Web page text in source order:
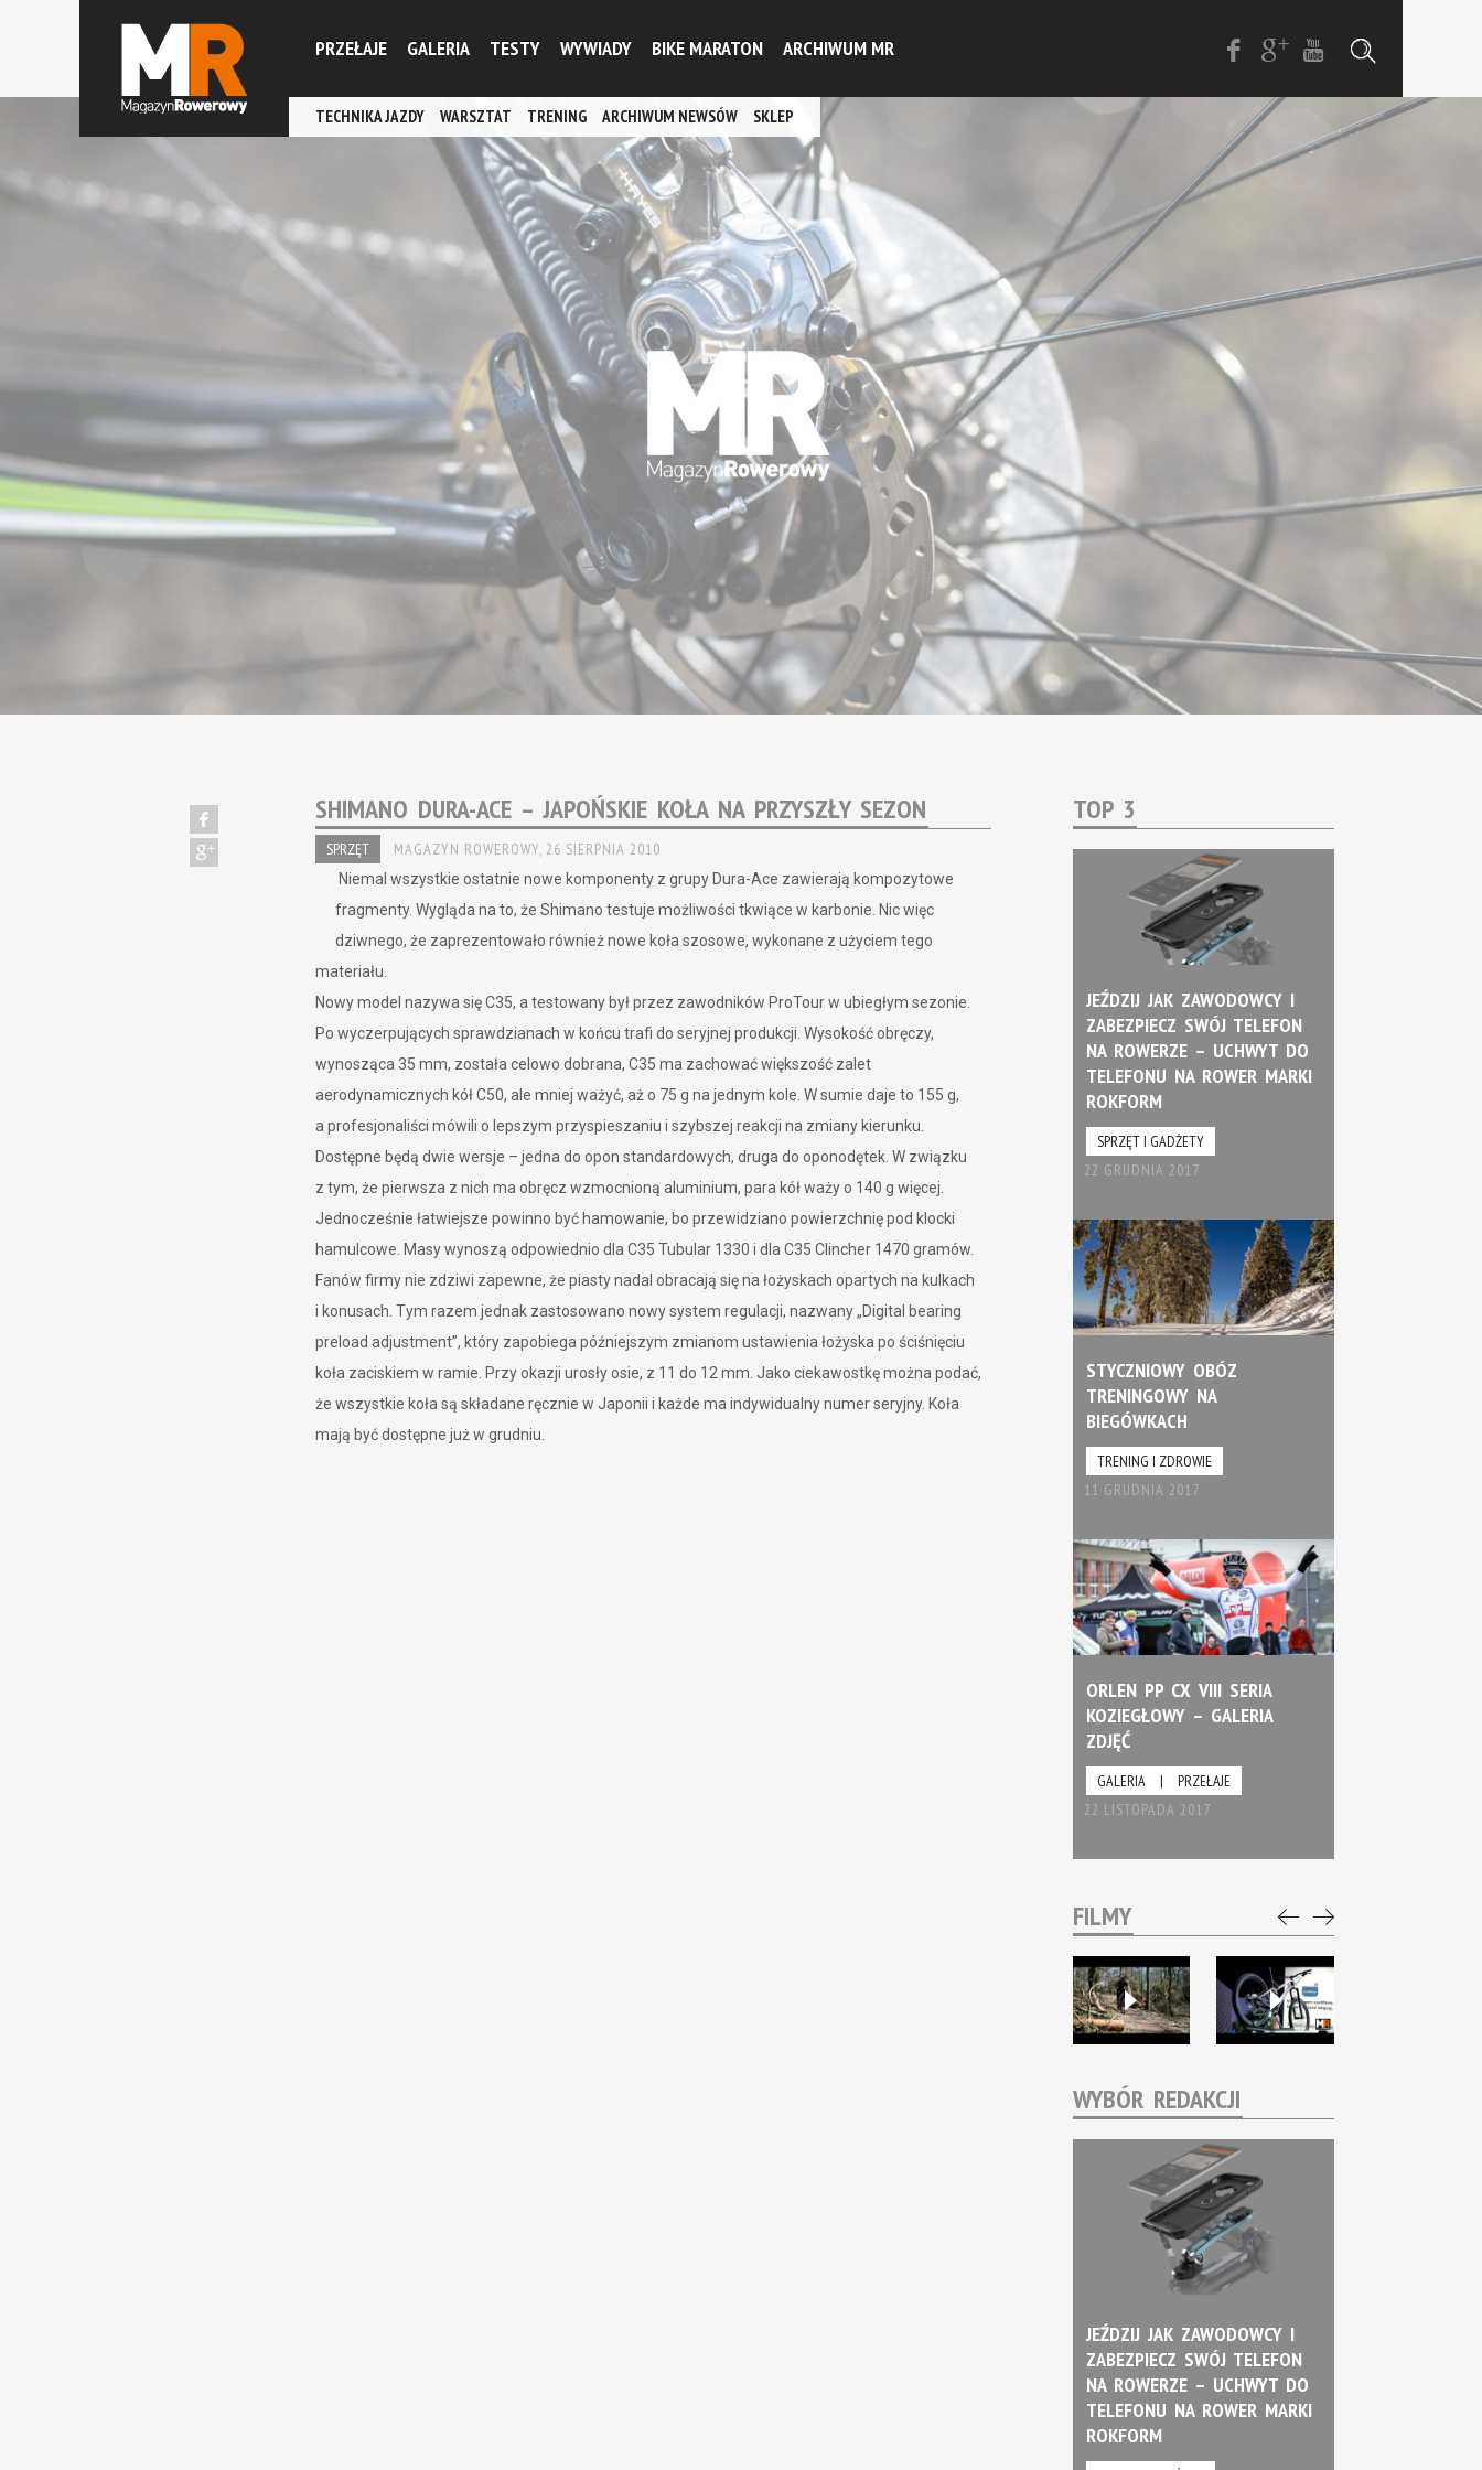
PRZEŁAJE GALERIA TESTY WYWIADY BIKE MARATON ARCHIWUM MR
TECHNIKA JAZDY WARSZTAT TRENING ARCHIWUM NEWSÓW SKLEP
SHIMANO DURA-ACE – JAPOŃSKIE KOŁA NA PRZYSZŁY SEZON
SPRZĘT MAGAZYN ROWEROWY, 26 SIERPNIA 2010
Niemal wszystkie ostatnie nowe komponenty z grupy Dura-Ace zawierają kompozytowe
fragmenty. Wygląda na to, że Shimano testuje możliwości tkwiące w karbonie. Nic więc
dziwnego, że zaprezentowało również nowe koła szosowe, wykonane z użyciem tego
materiału.
Nowy model nazywa się C35, a testowany był przez zawodników ProTour w ubiegłym sezonie.
Po wyczerpujących sprawdzianach w końcu trafi do seryjnej produkcji. Wysokość obręczy,
wynosząca 35 mm, została celowo dobrana, C35 ma zachować większość zalet
aerodynamicznych kół C50, ale mniej ważyć, aż o 75 g na jednym kole. W sumie daje to 155 g,
a profesjonaliści mówili o lepszym przyspieszaniu i szybszej reakcji na zmiany kierunku.
Dostępne będą dwie wersje – jedna do opon standardowych, druga do oponodętek. W związku
z tym, że pierwsza z nich ma obręcz wzmocnioną aluminium, para kół waży o 140 g więcej.
Jednocześnie łatwiejsze powinno być hamowanie, bo przewidziano powierzchnię pod klocki
hamulcowe. Masy wynoszą odpowiednio dla C35 Tubular 1330 i dla C35 Clincher 1470 gramów.
Fanów firmy nie zdziwi zapewne, że piasty nadal obracają się na łożyskach opartych na kulkach
i konusach. Tym razem jednak zastosowano nowy system regulacji, nazwany „Digital bearing
preload adjustment”, który zapobiega późniejszym zmianom ustawienia łożyska po ściśnięciu
koła zaciskiem w ramie. Przy okazji urosły osie, z 11 do 12 mm. Jako ciekawostkę można podać,
że wszystkie koła są składane ręcznie w Japonii i każde ma indywidualny numer seryjny. Koła
mają być dostępne już w grudniu.
TOP 3
JEŹDZIJ JAK ZAWODOWCY I
ZABEZPIECZ SWÓJ TELEFON
NA ROWERZE – UCHWYT DO
TELEFONU NA ROWER MARKI
ROKFORM
SPRZĘT I GADŻETY
22 GRUDNIA 2017
STYCZNIOWY OBÓZ
TRENINGOWY NA
BIEGÓWKACH
TRENING I ZDROWIE
11 GRUDNIA 2017
ORLEN PP CX VIII SERIA
KOZIEGŁOWY – GALERIA
ZDJĘĆ
GALERIA |
PRZEŁAJE
22 LISTOPADA 2017
FILMY
WYBÓR REDAKCJI
JEŹDZIJ JAK ZAWODOWCY I
ZABEZPIECZ SWÓJ TELEFON
NA ROWERZE – UCHWYT DO
TELEFONU NA ROWER MARKI
ROKFORM